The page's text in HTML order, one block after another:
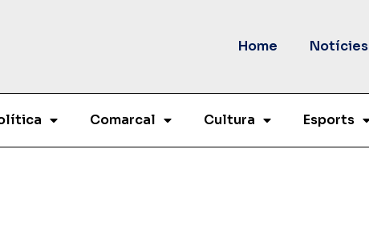
Home Notícies
Comarcal Cultura Esports